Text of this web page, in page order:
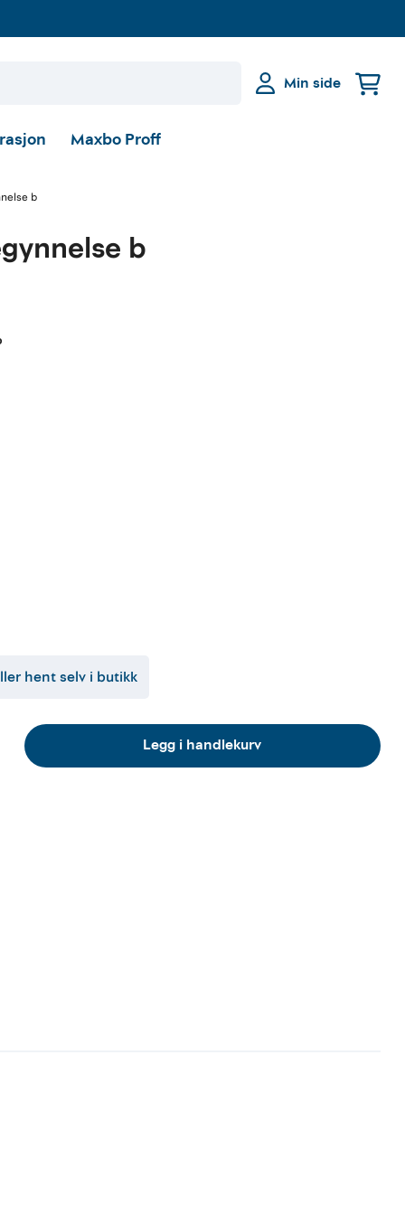
Min side
Maxbo Proff
b
b
hent selv i butikk
Legg i handlekurv